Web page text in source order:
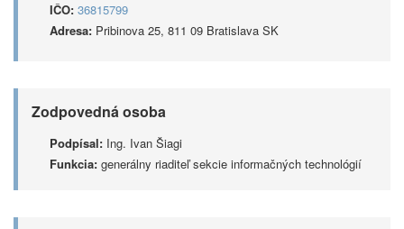
IČO: 36815799
Adresa: Pribinova 25, 811 09 Bratislava SK
Zodpovedná osoba
Podpísal: Ing. Ivan Šiagi
Funkcia: generálny riaditeľ sekcie informačných technológií